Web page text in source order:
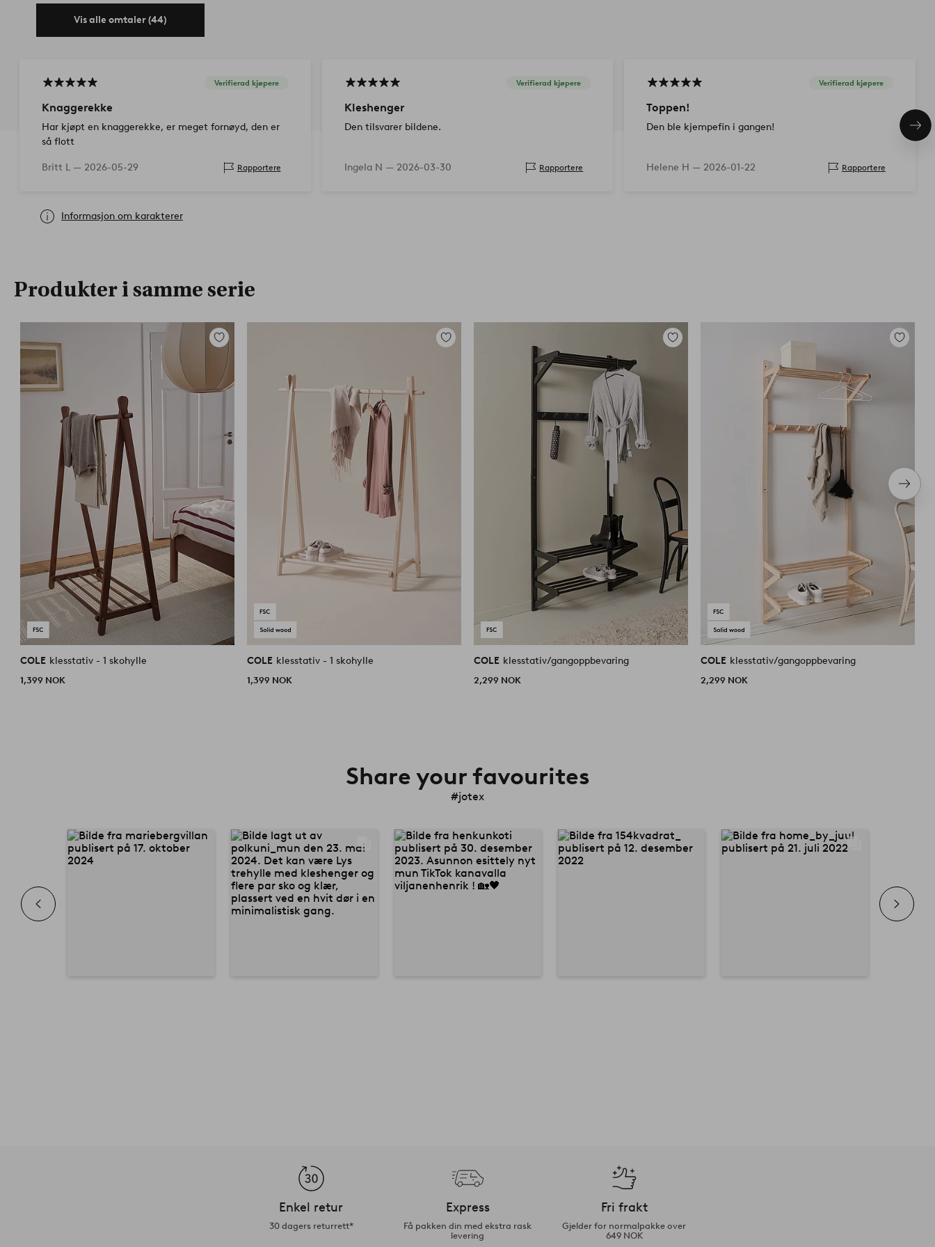
Vis alle omtaler (44)
Verifierad kjøpere
Knaggerekke
Har kjøpt en knaggerekke, er meget fornøyd, den er
så flott
Britt L — 2026-05-29 Rapportere
Verifierad kjøpere
Kleshenger
Den tilsvarer bildene.
Ingela N — 2026-03-30 Rapportere
Verifierad kjøpere
Toppen!
Den ble kjempefin i gangen!
Helene H — 2026-01-22 Rapportere
Informasjon om karakterer
Produkter i samme serie
Legg
favoritter
COLE klesstativ - 1 skohylle
1,399 NOK
Legg
COLE klesstativ - 1 skohylle
1,399 NOK
Legg
COLE klesstativ/gangoppbevaring
2,299 NOK
Legg
COLE klesstativ/gangoppbevaring
2,299 NOK
Neste
Share your favourites
#jotex
Enkel retur
30 dagers returrett*
Express
Få pakken din med ekstra rask
levering
Fri frakt
Gjelder for normalpakke over
649 NOK